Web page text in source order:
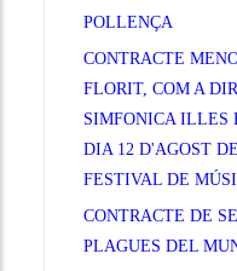
POLLENÇA
CONTRACTE
FLORIT, COM A
SIMFONICA ILLES
DIA 12 D'AGOST
FESTIVAL DE
CONTRACTE DE
PLAGUES DEL